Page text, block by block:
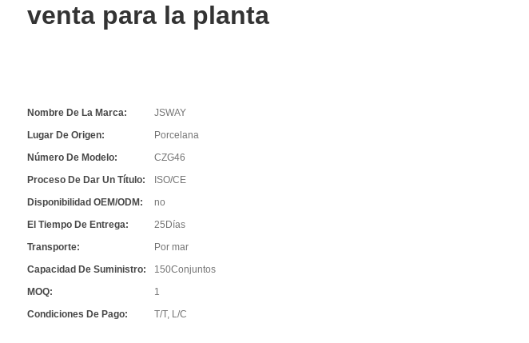
venta para la planta
Nombre De La Marca:
JSWAY
Lugar De Origen:
Porcelana
Número De Modelo:
CZG46
Proceso De Dar Un Título:
ISO/CE
Disponibilidad OEM/ODM:
no
El Tiempo De Entrega:
25Días
Transporte:
Por mar
Capacidad De Suministro:
150Conjuntos
MOQ:
1
Condiciones De Pago:
T/T, L/C